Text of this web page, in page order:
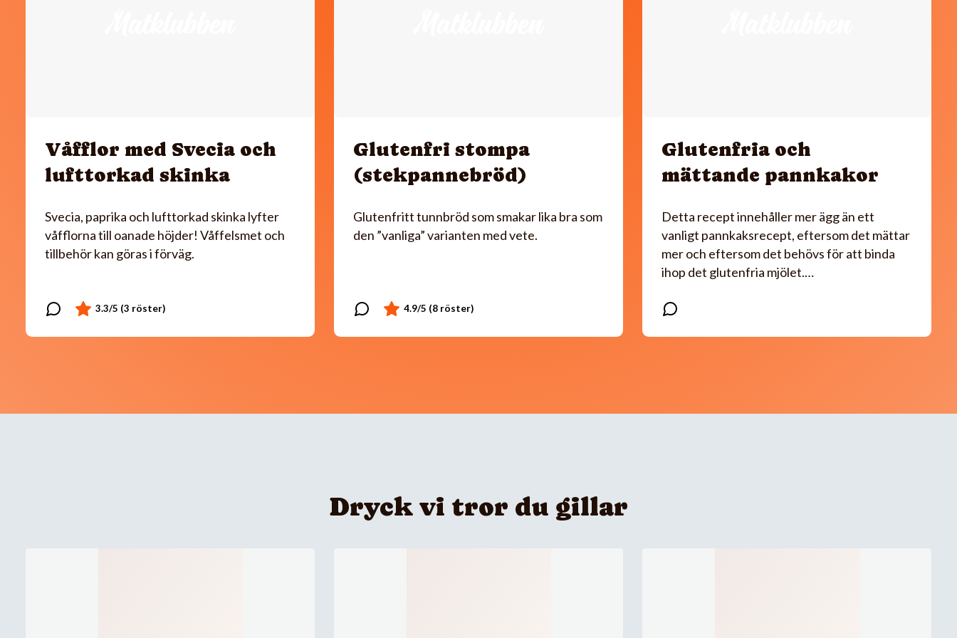
Våfflor med Svecia och
lufttorkad skinka
Svecia, paprika och lufttorkad skinka lyfter
våfflorna till oanade höjder! Våffelsmet och
tillbehör kan göras i förväg.
Glutenfri stompa
(stekpannebröd)
Glutenfritt tunnbröd som smakar lika bra som
den ”vanliga” varianten med vete.
Glutenfria och
mättande pannkakor
Detta recept innehåller mer ägg än ett
vanligt pannkaksrecept, eftersom det mättar
mer och eftersom det behövs för att binda
ihop det glutenfria mjölet.…
Dryck vi tror du gillar